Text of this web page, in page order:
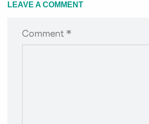
LEAVE A COMMENT
Comment *